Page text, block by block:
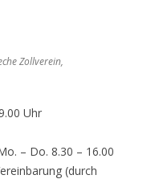
Zollverein,
Uhr
– Do. 8.30 – 16.00
(durch